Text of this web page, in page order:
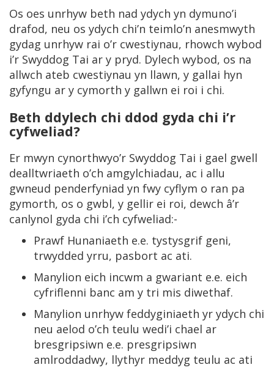
Os oes unrhyw beth nad ydych yn dymuno’i
drafod, neu os ydych chi’n teimlo’n anesmwyth
gydag unrhyw rai o’r cwestiynau, rhowch wybod
i’r Swyddog Tai ar y pryd. Dylech wybod, os na
allwch ateb cwestiynau yn llawn, y gallai hyn
gyfyngu ar y cymorth y gallwn ei roi i chi.
Beth ddylech chi ddod gyda chi i’r
cyfweliad?
Er mwyn cynorthwyo’r Swyddog Tai i gael gwell
dealltwriaeth o’ch amgylchiadau, ac i allu
gwneud penderfyniad yn fwy cyflym o ran pa
gymorth, os o gwbl, y gellir ei roi, dewch â’r
canlynol gyda chi i’ch cyfweliad:-
Prawf Hunaniaeth e.e. tystysgrif geni,
trwydded yrru, pasbort ac ati.
Manylion eich incwm a gwariant e.e. eich
cyfriflenni banc am y tri mis diwethaf.
Manylion unrhyw feddyginiaeth yr ydych chi
neu aelod o’ch teulu wedi’i chael ar
bresgripsiwn e.e. presgripsiwn
amlroddadwy, llythyr meddyg teulu ac ati